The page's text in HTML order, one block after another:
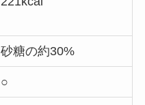
砂糖の約30%
○